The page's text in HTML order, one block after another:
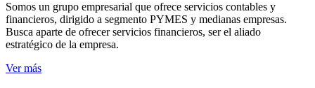
Somos un grupo empresarial que ofrece servicios contables y
financieros, dirigido a segmento PYMES y medianas empresas.
Busca aparte de ofrecer servicios financieros, ser el aliado
estratégico de la empresa.
Ver más